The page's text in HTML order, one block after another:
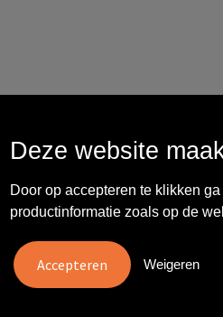
"Erg tevreden over
Hoogenboom/Ravelli Relatie
persoonlijk en prettig, we w..."
Leontien
Deze website
Door op accepteren te klikken
productinformatie zoals op de
Weigeren